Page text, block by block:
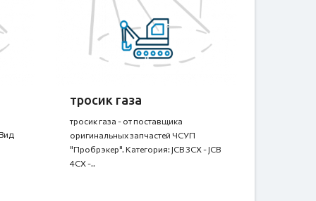
тросик газа
тросик газа - от поставщика
оригинальных запчастей ЧСУП
"Пробрэкер". Категория: JCB 3CX - JCB
4CX -..